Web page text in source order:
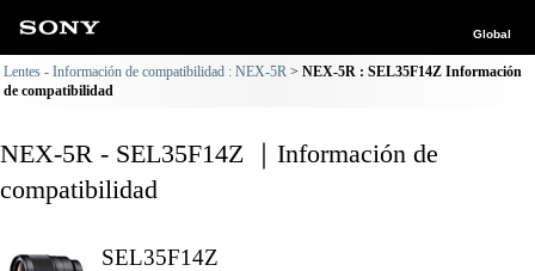
Global
Lentes - Información de compatibilidad : NEX-5R
NEX-5R : SEL35F14Z Información
de compatibilidad
NEX-5R - SEL35F14Z ｜Información de
compatibilidad
SEL35F14Z